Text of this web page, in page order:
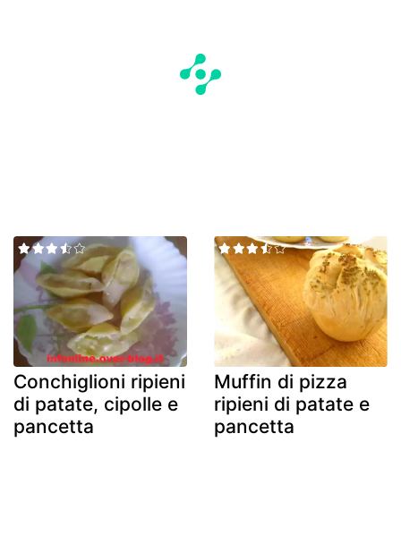
Conchiglioni ripieni
di patate, cipolle e
pancetta
Muffin di pizza
ripieni di patate e
pancetta